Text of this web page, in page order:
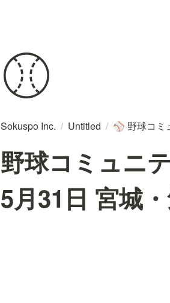
⚾
Sokuspo Inc. / Untitled / ⚾ 野球コミ
野球コミュニ
5月31日 宮城